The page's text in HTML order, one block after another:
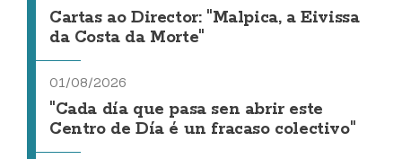
Cartas ao Director: "Malpica, a Eivissa
da Costa da Morte"
01/08/2026
"Cada día que pasa sen abrir este
Centro de Día é un fracaso colectivo"